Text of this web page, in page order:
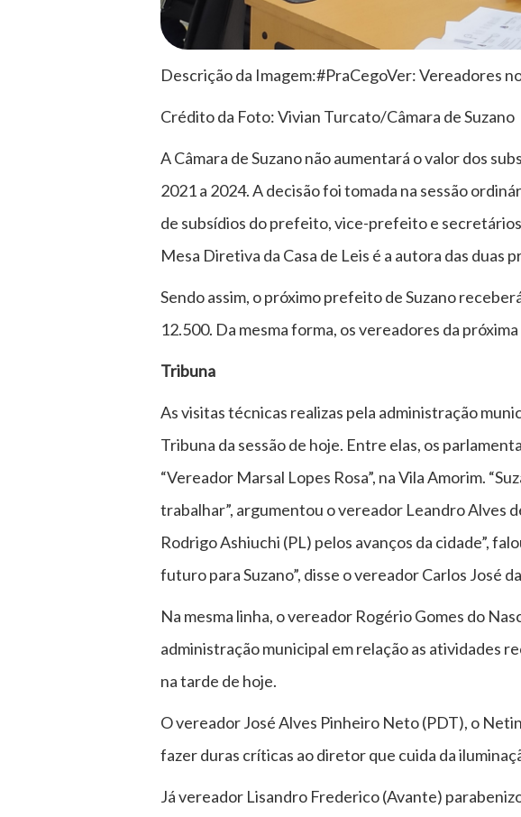
Descrição da Imagem:#PraCegoVer: Vereadores
Crédito da Foto: Vivian Turcato/Câmara de Suzano
A Câmara de Suzano não aumentará o valor dos
2021 a 2024. A decisão foi tomada na sessão
de subsídios do prefeito, vice-prefeito e
Mesa Diretiva da Casa de Leis é a autora das duas
Sendo assim, o próximo prefeito de Suzano
12.500. Da mesma forma, os vereadores da
Tribuna
As visitas técnicas realizas pela administração
Tribuna da sessão de hoje. Entre elas, os
“Vereador Marsal Lopes Rosa”, na Vila Amorim.
trabalhar”, argumentou o vereador Leandro Alves
Rodrigo Ashiuchi (PL) pelos avanços da cidade”,
futuro para Suzano”, disse o vereador Carlos José
Na mesma linha, o vereador Rogério Gomes do
administração municipal em relação as atividades
na tarde de hoje.
O vereador José Alves Pinheiro Neto (PDT), o
fazer duras críticas ao diretor que cuida da
Já vereador Lisandro Frederico (Avante)